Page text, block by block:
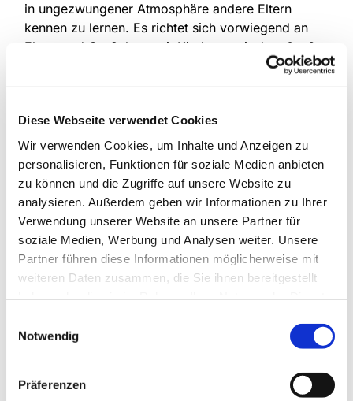
Diese Webseite verwendet Cookies
Wir verwenden Cookies, um Inhalte und Anzeigen zu
personalisieren, Funktionen für soziale Medien anbieten
zu können und die Zugriffe auf unsere Website zu
analysieren. Außerdem geben wir Informationen zu Ihrer
Verwendung unserer Website an unsere Partner für
soziale Medien, Werbung und Analysen weiter. Unsere
Partner führen diese Informationen möglicherweise mit
weiteren Daten zusammen, die Sie ihnen bereitgestellt
Notwendig
Präferenzen
in ungezwungener Atmosphäre andere Eltern
kennen zu lernen. Es richtet sich vorwiegend an
Eltern und Großeltern mit Kindern zwischen 0 - 6
außer im Dezember.
Anmeldung bis Montag vor dem Frühstück im
Familienzentrum Steinhagen, Tel.: 05204 / 888 213
oder Mail:familienzentrum.steinhagen@diakonie-
halle.de